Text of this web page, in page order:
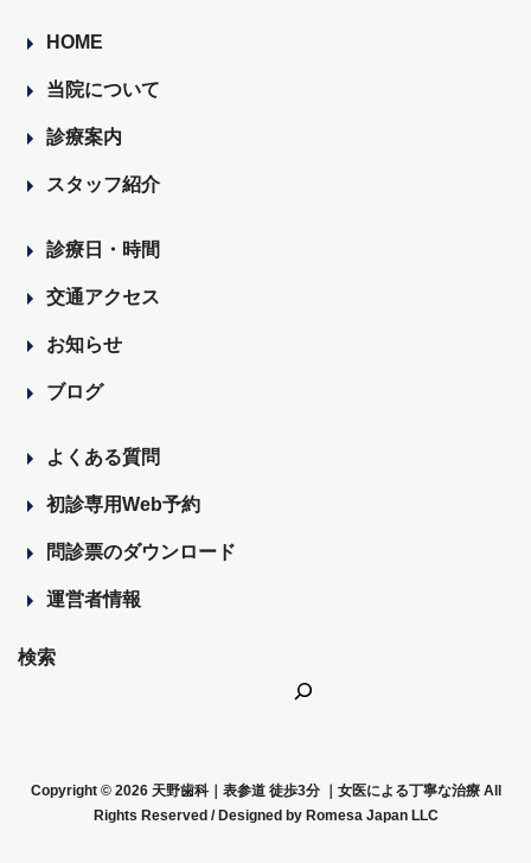
HOME
当院について
診療案内
スタッフ紹介
診療日・時間
交通アクセス
お知らせ
ブログ
よくある質問
初診専用Web予約
問診票のダウンロード
運営者情報
検索
Copyright © 2026 天野歯科｜表参道 徒歩3分 ｜女医による丁寧な治療 All
Rights Reserved / Designed by Romesa Japan LLC